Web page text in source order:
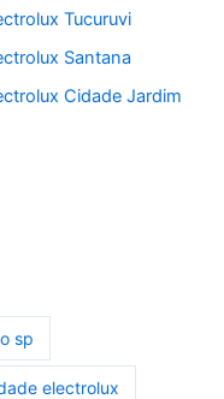
Tucuruvi
Santana
Cidade Jardim
sp
electrolux